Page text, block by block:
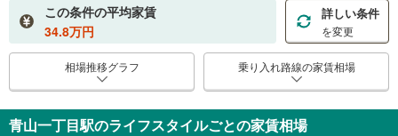
この条件の平均家賃
34.8万円
詳しい条件
を変更
相場推移グラフ 乗り入れ路線の家賃相場
青山一丁目駅のライフスタイルごとの家賃相場